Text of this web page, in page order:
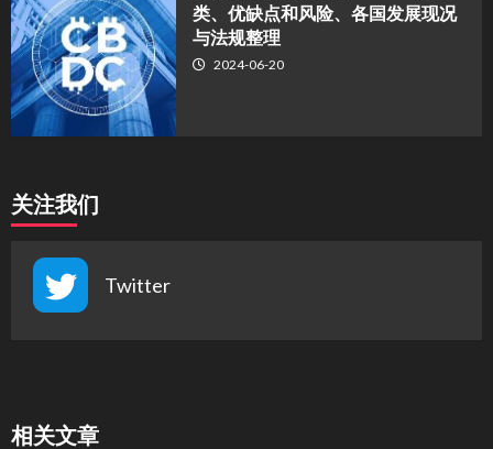
类、优缺点和风险、各国发展现况
与法规整理
2024-06-20
关注我们
Twitter
相关文章